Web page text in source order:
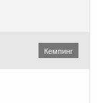
Кемпинг